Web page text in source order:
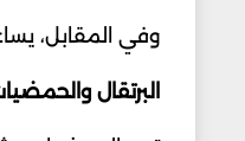
وفي المقابل،
البرتقال